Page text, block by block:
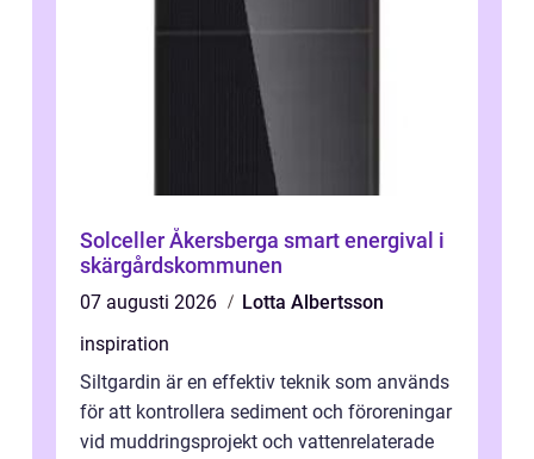
Solceller Åkersberga smart energival i
skärgårdskommunen
07 augusti 2026
Lotta Albertsson
inspiration
Siltgardin är en effektiv teknik som används
för att kontrollera sediment och föroreningar
vid muddringsprojekt och vattenrelaterade